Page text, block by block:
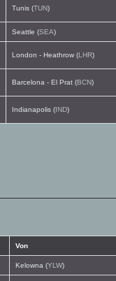
Tunis (TUN)
Seattle (SEA)
London - Heathrow (LHR)
Barcelona - El Prat (BCN)
Indianapolis (IND)
Von
Kelowna (YLW)